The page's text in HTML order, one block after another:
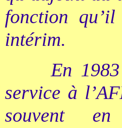
fonction
intérim.
En
service à
souvent